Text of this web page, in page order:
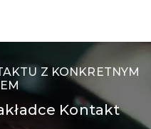
Z KONKRETNYM
Kontakt